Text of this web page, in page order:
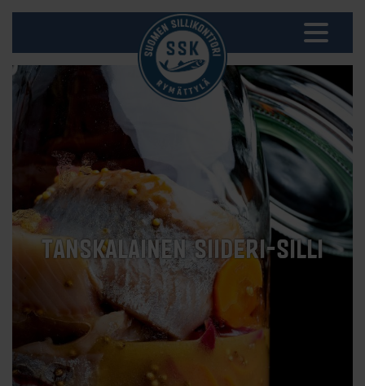
TANSKALAINEN SIIDERI-SILLI